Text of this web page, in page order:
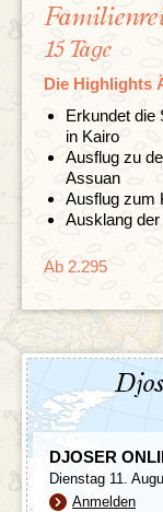
15 Tage
Die Highlights
Erkundet die
in Kairo
Ausflug zu
Assuan
Ausflug zum
Ausklang
Ab 2.295
DJOSER
Dienstag 11.
Anmelden